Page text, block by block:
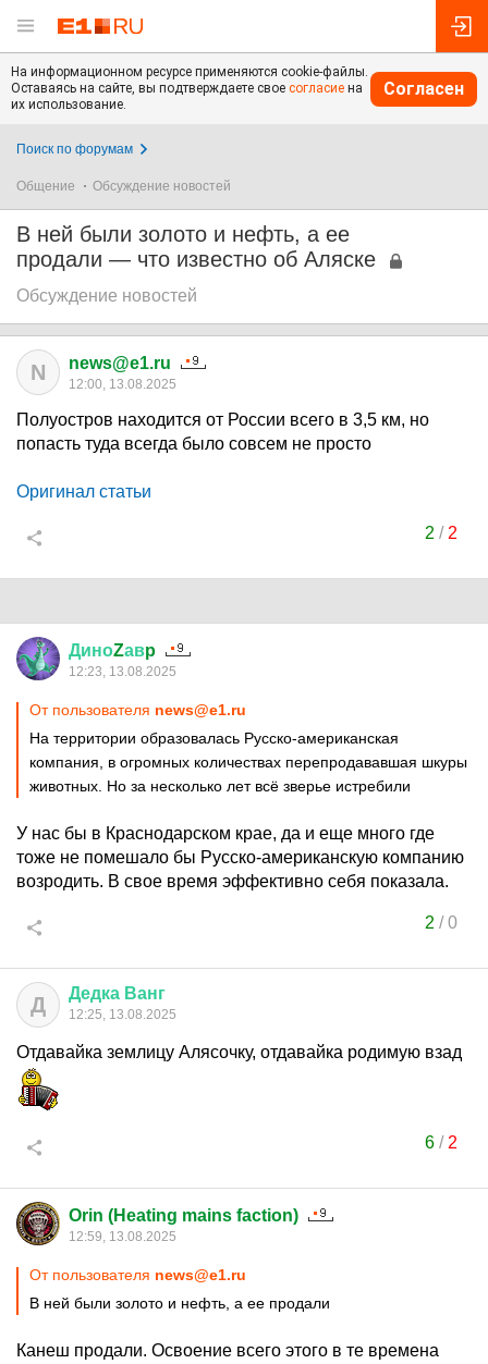
На информационном ресурсе применяются cookie-файлы.
Оставаясь на сайте, вы подтверждаете свое согласие на
их использование.
Согласен
Поиск по форумам
Общение Обсуждение новостей
В ней были золото и нефть, а ее
продали — что известно об Аляске
Обсуждение новостей
N news@e1.ru
12:00, 13.08.2025
Полуостров находится от России всего в 3,5 км, но
попасть туда всегда было совсем не просто
Оригинал статьи
2 / 2
ДиноZавp
12:23, 13.08.2025
От пользователя news@e1.ru
На территории образовалась Русско-американская
компания, в огромных количествах перепродававшая шкуры
животных. Но за несколько лет всё зверье истребили
У нас бы в Краснодарском крае, да и еще много где
тоже не помешало бы Русско-американскую компанию
возродить. В свое время эффективно себя показала.
2 /0
Д Дедка Ванг
12:25, 13.08.2025
Отдавайка землицу Алясочку, отдавайка родимую взад
6/ 2
Orin (Heating mains faction)
12:59, 13.08.2025
От пользователя news@e1.ru
В ней были золото и нефть, а ее продали
Канеш продали. Освоение всего этого в те времена